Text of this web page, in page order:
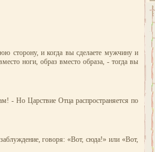
сторону, и когда вы сделаете мужчину и
ноги, образ вместо образа, - тогда вы
- Но Царствие Отца распространяется по
говоря: «Вот, сюда!» или «Вот,